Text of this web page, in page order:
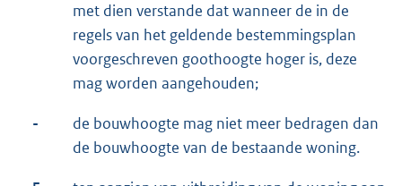
met dien verstande dat wanneer de in de
regels van het geldende bestemmingsplan
voorgeschreven goothoogte hoger is, deze
mag worden aangehouden;
-
de bouwhoogte mag niet meer bedragen dan
de bouwhoogte van de bestaande woning.